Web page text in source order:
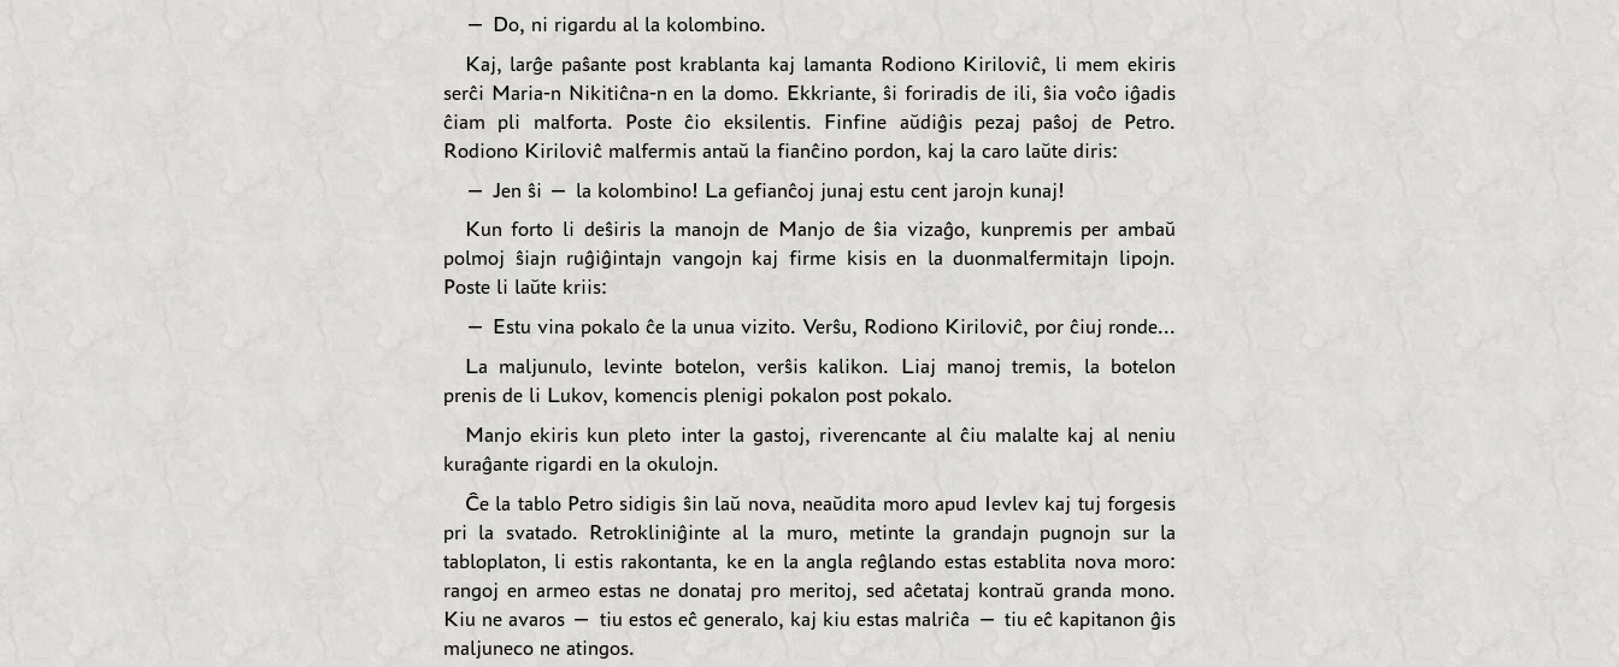
— Do, ni rigardu al la kolombino.
Kaj, larĝe paŝante post krablanta kaj lamanta Rodiono Kiriloviĉ, li mem ekiris
serĉi Maria-n Nikitiĉna-n en la domo. Ekkriante, ŝi foriradis de ili, ŝia voĉo iĝadis
ĉiam pli malforta. Poste ĉio eksilentis. Finfine aŭdiĝis pezaj paŝoj de Petro.
Rodiono Kiriloviĉ malfermis antaŭ la fianĉino pordon, kaj la caro laŭte diris:
— Jen ŝi — la kolombino! La gefianĉoj junaj estu cent jarojn kunaj!
Kun forto li deŝiris la manojn de Manjo de ŝia vizaĝo, kunpremis per ambaŭ
polmoj ŝiajn ruĝiĝintajn vangojn kaj firme kisis en la duonmalfermitajn lipojn.
Poste li laŭte kriis:
— Estu vina pokalo ĉe la unua vizito. Verŝu, Rodiono Kiriloviĉ, por ĉiuj ronde...
La maljunulo, levinte botelon, verŝis kalikon. Liaj manoj tremis, la botelon
prenis de li Lukov, komencis plenigi pokalon post pokalo.
Manjo ekiris kun pleto inter la gastoj, riverencante al ĉiu malalte kaj al neniu
kuraĝante rigardi en la okulojn.
Ĉe la tablo Petro sidigis ŝin laŭ nova, neaŭdita moro apud Ievlev kaj tuj forgesis
pri la svatado. Retrokliniĝinte al la muro, metinte la grandajn pugnojn sur la
tabloplaton, li estis rakontanta, ke en la angla reĝlando estas establita nova moro:
rangoj en armeo estas ne donataj pro meritoj, sed aĉetataj kontraŭ granda mono.
Kiu ne avaros — tiu estos eĉ generalo, kaj kiu estas malriĉa — tiu eĉ kapitanon ĝis
maljuneco ne atingos.